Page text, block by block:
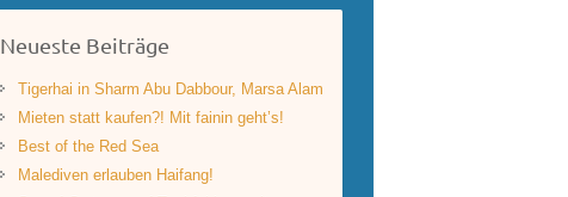
Neueste Beiträge
Tigerhai in Sharm Abu Dabbour, Marsa Alam
Mieten statt kaufen?! Mit fainin geht’s!
Best of the Red Sea
Malediven erlauben Haifang!